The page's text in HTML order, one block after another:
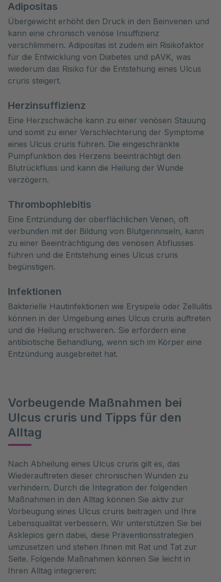
Adipositas
Übergewicht erhöht den Druck in den Beinvenen und
kann eine chronisch venöse Insuffizienz
verschlimmern. Adipositas ist zudem ein Risikofaktor
für die Entwicklung von Diabetes und pAVK, was
wiederum das Risiko für die Entstehung eines Ulcus
cruris steigert.
Herzinsuffizienz
Eine Herzschwäche kann zu einer venösen Stauung
und somit zu einer Verschlechterung der Symptome
eines Ulcus cruris führen. Die eingeschränkte
Pumpfunktion des Herzens beeinträchtigt den
Blutrückfluss und kann die Heilung der Wunde
verzögern.
Thrombophlebitis
Eine Entzündung der oberflächlichen Venen, oft
verbunden mit der Bildung von Blutgerinnseln, kann
zu einer Beeinträchtigung des venösen Abflusses
führen und die Entstehung eines Ulcus cruris
begünstigen.
Infektionen
Bakterielle Hautinfektionen wie Erysipele oder Zellulitis
können in der Umgebung eines Ulcus cruris auftreten
und die Heilung erschweren. Sie erfordern eine
antibiotische Behandlung, wenn sich im Körper eine
Entzündung ausgebreitet hat.
Vorbeugende Maßnahmen bei
Ulcus cruris und Tipps für den
Alltag
Nach Abheilung eines Ulcus cruris gilt es, das
Wiederauftreten dieser chronischen Wunden zu
verhindern. Durch die Integration der folgenden
Maßnahmen in den Alltag können Sie aktiv zur
Vorbeugung eines Ulcus cruris beitragen und Ihre
Lebensqualität verbessern. Wir unterstützen Sie bei
Asklepios gern dabei, diese Präventionsstrategien
umzusetzen und stehen Ihnen mit Rat und Tat zur
Seite. Folgende Maßnahmen können Sie leicht in
Ihren Alltag integrieren: